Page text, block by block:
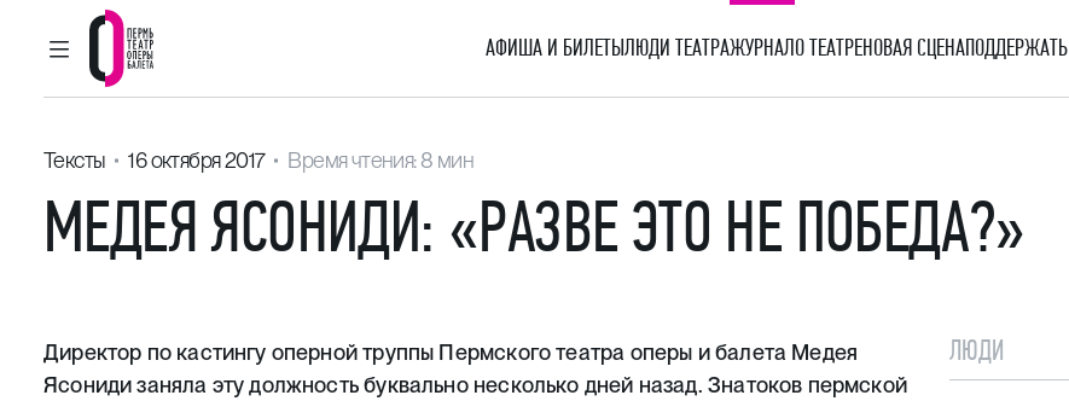
ГЛАВНОЕ МЕНЮ
Пермский театр оперы и балета
АФИША И БИЛЕТЫЛЮДИ ТЕАТРАЖУРНАЛО ТЕАТРЕНОВАЯ СЦЕНАПОДДЕРЖАТЬ
Тексты 16 октября 2017 Время чтения: 8 мин
МЕДЕЯ ЯСОНИДИ: «РАЗВЕ ЭТО НЕ ПОБЕДА?»
Директор по кастингу оперной труппы Пермского театра оперы и балета Медея
Ясониди заняла эту должность буквально несколько дней назад. Знатоков пермской
ЛЮДИ